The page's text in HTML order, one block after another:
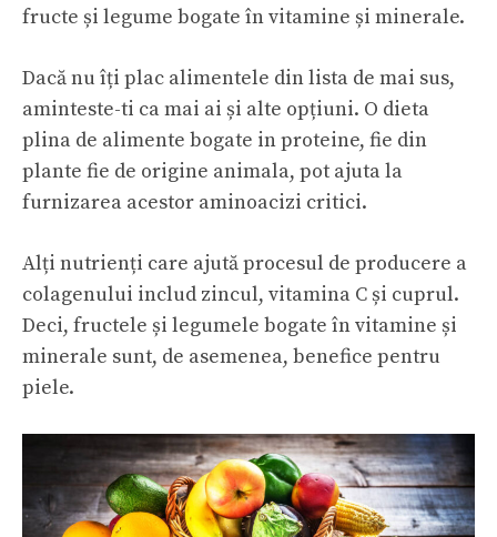
fructe și legume bogate în vitamine și minerale.
Dacă nu îți plac alimentele din lista de mai sus,
aminteste-ti ca mai ai și alte opțiuni. O dieta
plina de alimente bogate in proteine, fie din
plante fie de origine animala, pot ajuta la
furnizarea acestor aminoacizi critici.
Alți nutrienți care ajută procesul de producere a
colagenului includ zincul, vitamina C și cuprul.
Deci, fructele și legumele bogate în vitamine și
minerale sunt, de asemenea, benefice pentru
piele.